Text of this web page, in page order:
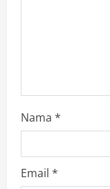
Nama *
Email *